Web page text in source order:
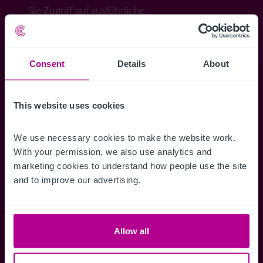
Consent Details About
This website uses cookies
We use necessary cookies to make the website work.
With your permission, we also use analytics and
marketing cookies to understand how people use the site
and to improve our advertising.
Allow all
Sie Zugriff auf ausführliche
Veraufsinformationen, erweiterte Suche über
Suchkriterien zu speichern und
Benachrichtigungen für neuen Objekten zu
Zugriff auf alle
Informationen
Verkaufsmandate - exklusiv für
Speichern
Suchkriterien
zugreifen und